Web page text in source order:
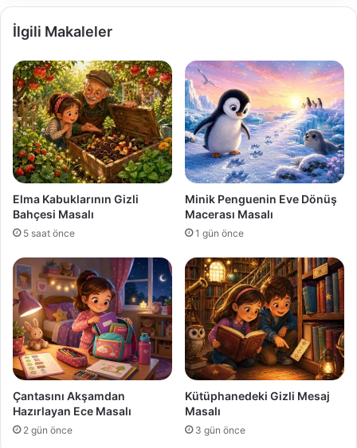
İlgili Makaleler
Elma Kabuklarının Gizli
Bahçesi Masalı
5 saat önce
Minik Penguenin Eve Dönüş
Macerası Masalı
1 gün önce
Çantasını Akşamdan
Hazırlayan Ece Masalı
2 gün önce
Kütüphanedeki Gizli Mesaj
Masalı
3 gün önce